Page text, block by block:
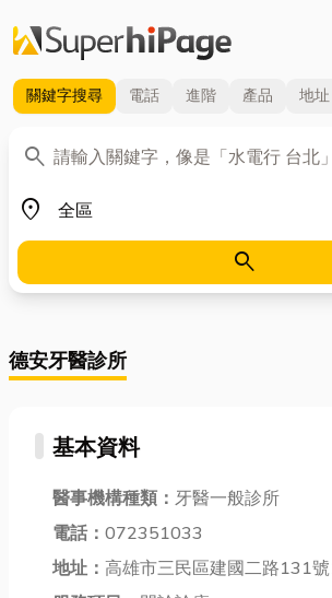
關鍵字搜尋 電話 進階 產品 地址
search
關鍵字
place
地區
search
德安牙醫診所
基本資料
醫事機構種類： 牙醫一般診所
電話： 072351033
地址： 高雄市三民區建國二路131